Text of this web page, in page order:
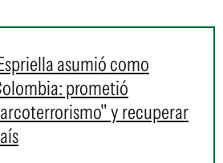
asumió como
prometió
y recuperar